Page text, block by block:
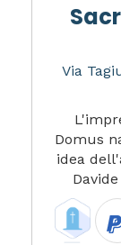
Via
Domus
idea